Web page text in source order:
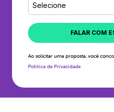
Selecione
FALAR COM
Ao solicitar uma proposta, você
Política de Privacidade